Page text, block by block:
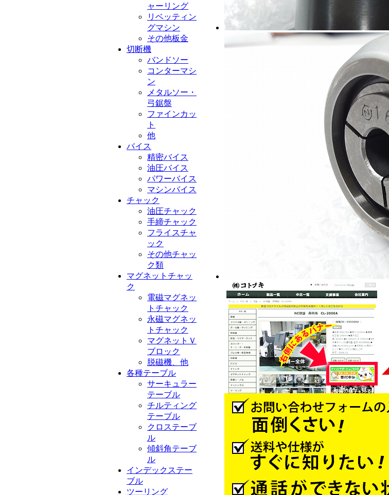
ャーリング
リベッティン
グマシン
その他板金
切断機
バンドソー
コンターマシ
ン
メタルソー・
弓鋸盤
ファインカッ
ト
他
バイス
精密バイス
油圧バイス
パワーバイス
マシンバイス
チャック
油圧チャック
手締チャック
フライスチャ
ック
その他チャッ
ク類
マグネットチャッ
ク
電磁マグネッ
トチャック
永磁マグネッ
トチャック
マグネットＶ
ブロック
脱磁機、他
各種テーブル
サーキュラー
テーブル
チルティング
テーブル
クロステーブ
ル
傾斜角テーブ
ル
インデックステー
ブル
ツーリング